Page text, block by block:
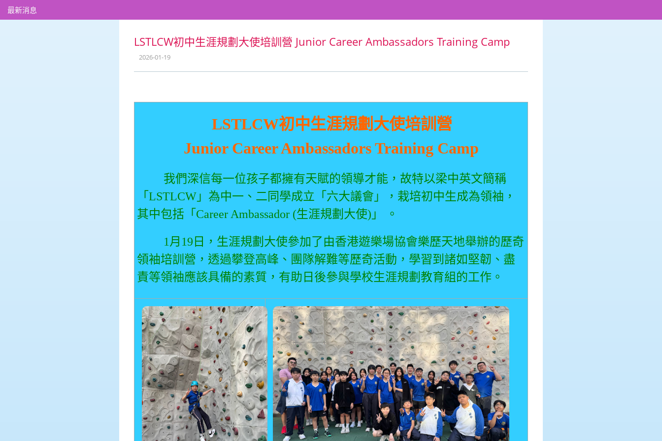
最新消息
LSTLCW初中生涯規劃大使培訓營 Junior Career Ambassadors Training Camp
2026-01-19
LSTLCW初中生涯規劃大使培訓營
Junior Career Ambassadors Training Camp
我們深信每一位孩子都擁有天賦的領導才能，故特以梁中英文簡稱
「LSTLCW」為中一、二同學成立「六大議會」，栽培初中生成為領袖，
其中包括「Career Ambassador (生涯規劃大使)」 。
1月19日，生涯規劃大使參加了由香港遊樂場協會樂歷天地舉辦的歷奇
領袖培訓營，透過攀登高峰、團隊解難等歷奇活動，學習到諸如堅韌、盡
責等領袖應該具備的素質，有助日後參與學校生涯規劃教育組的工作。